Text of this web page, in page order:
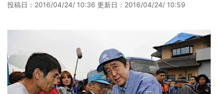
投稿日：2016/04/24/ 10:36 更新日： 2016/04/24/ 10:59